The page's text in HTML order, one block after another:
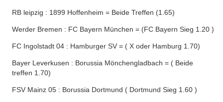
RB leipzig : 1899 Hoffenheim = Beide Treffen (1.65)
Werder Bremen : FC Bayern München = (FC Bayern Sieg 1.20 )
FC Ingolstadt 04 : Hamburger SV = ( X oder Hamburg 1.70)
Bayer Leverkusen : Borussia Mönchengladbach = ( Beide
treffen 1.70)
FSV Mainz 05 : Borussia Dortmund ( Dortmund Sieg 1.60 )